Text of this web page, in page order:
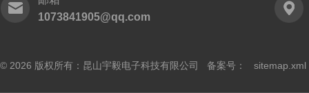
1073841905@qq.com
© 2026 版权所有：昆山宇毅电子科技有限公司 备案号： sitemap.xml